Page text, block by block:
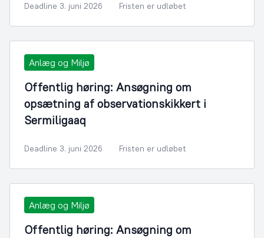
Deadline 3. juni 2026 Fristen er udløbet
Anlæg og Miljø
Offentlig høring: Ansøgning om
opsætning af observationskikkert i
Sermiligaaq
Deadline 3. juni 2026 Fristen er udløbet
Anlæg og Miljø
Offentlig høring: Ansøgning om